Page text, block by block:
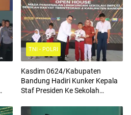
TNI - POLRI
Kasdim 0624/Kabupaten
Bandung Hadiri Kunker Kepala
Staf Presiden Ke Sekolah